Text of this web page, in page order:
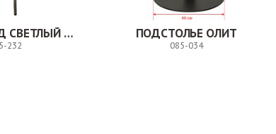
СТУЛ МИЛВУД СВЕТЛЫЙ ШЕЛК
232
ПОДСТОЛЬЕ ОЛИТ
085-034